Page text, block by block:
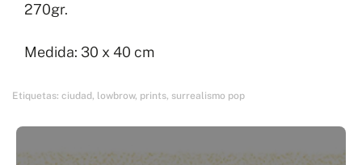
270gr.
Medida: 30 x 40 cm
Etiquetas: ciudad , lowbrow, prints, surrealismo pop